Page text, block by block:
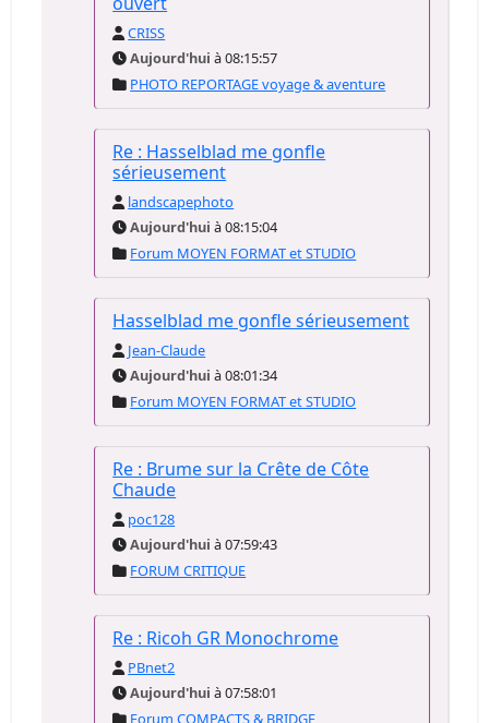
CRISS
Aujourd'hui à 08:15:57
PHOTO REPORTAGE voyage & aventure
Re : Hasselblad me gonfle
sérieusement
landscapephoto
Aujourd'hui à 08:15:04
Forum MOYEN FORMAT et STUDIO
Hasselblad me gonfle sérieusement
Jean-Claude
Aujourd'hui à 08:01:34
Forum MOYEN FORMAT et STUDIO
Re : Brume sur la Crête de Côte
Chaude
poc128
Aujourd'hui à 07:59:43
FORUM CRITIQUE
Re : Ricoh GR Monochrome
PBnet2
Aujourd'hui à 07:58:01
Forum COMPACTS & BRIDGE